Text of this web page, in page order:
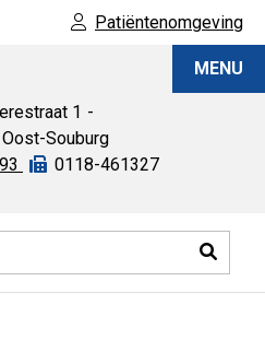
Patiëntenomgeving
1
Oost-Souburg
Fax:
0118-461327
MENU